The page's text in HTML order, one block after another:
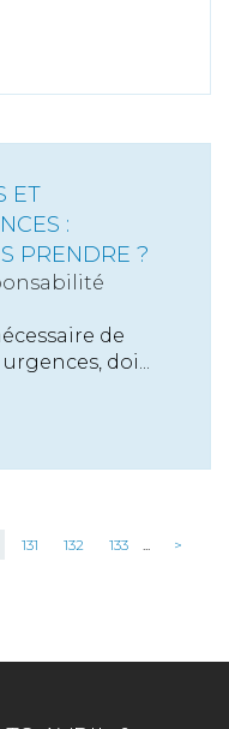
ET
:
PRENDRE ?
de
doi...
131 132 133 >